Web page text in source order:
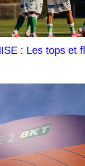
: Les tops et